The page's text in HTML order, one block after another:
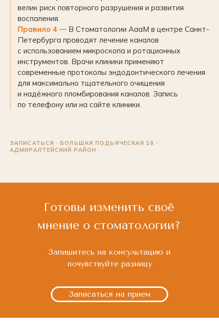
велик риск повторного разрушения и развития
воспаления.
Правило 4 — В Стоматологии АааМ в центре Санкт-
Петербурга проводят лечение каналов
с использованием микроскопа и ротационных
инструментов. Врачи клиники применяют
современные протоколы эндодонтического лечения
для максимально тщательного очищения
и надёжного пломбирования каналов. Запись
по телефону или на сайте клиники.
ЗАПИСАТЬСЯ · БОЛЬШАЯ ПОДЬЯЧЕСКАЯ 18 ·
АДМИРАЛТЕЙСКИЙ РАЙОН
Готовы изменить своё
мнение о стоматологии?
Запишитесь на консультацию и
почувствуйте разницу
Записаться на прием